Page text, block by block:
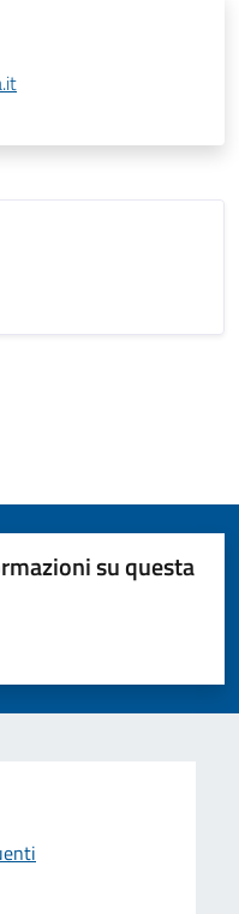
su questa